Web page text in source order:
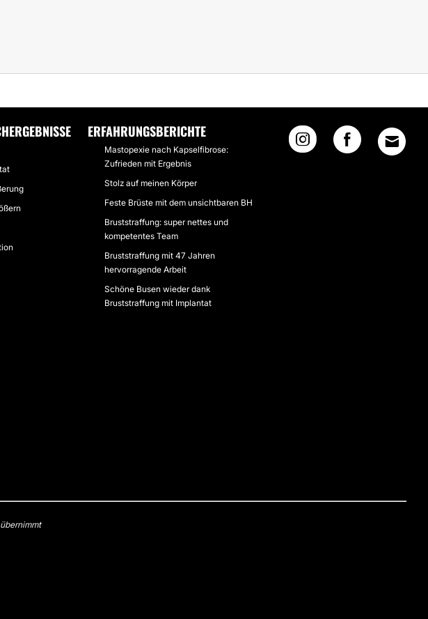
ERFAHRUNGSBERICHTE
Mastopexie nach Kapselfibrose:
Zufrieden mit Ergebnis
Stolz auf meinen Körper
Feste Brüste mit dem unsichtbaren BH
Bruststraffung: super nettes und
kompetentes Team
Bruststraffung mit 47 Jahren
hervorragende Arbeit
Schöne Busen wieder dank
Bruststraffung mit Implantat